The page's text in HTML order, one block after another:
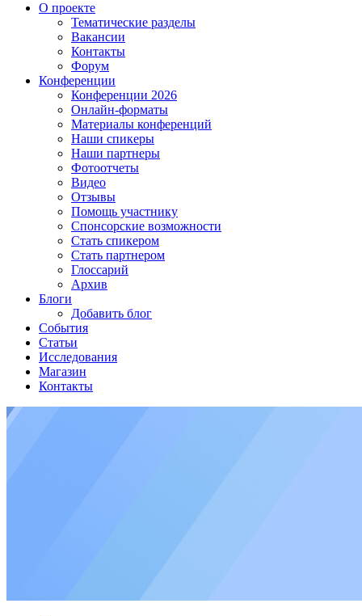
О проекте
Тематические разделы
Вакансии
Контакты
Форум
Конференции
Конференции 2026
Онлайн-форматы
Материалы конференций
Наши спикеры
Наши партнеры
Фотоотчеты
Видео
Отзывы
Помощь участнику
Спонсорские возможности
Стать спикером
Стать партнером
Глоссарий
Архив
Блоги
Добавить блог
События
Статьи
Исследования
Магазин
Контакты